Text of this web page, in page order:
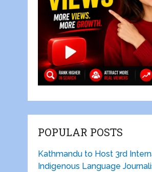
POPULAR POSTS
Kathmandu to Host 3rd
Indigenous Language